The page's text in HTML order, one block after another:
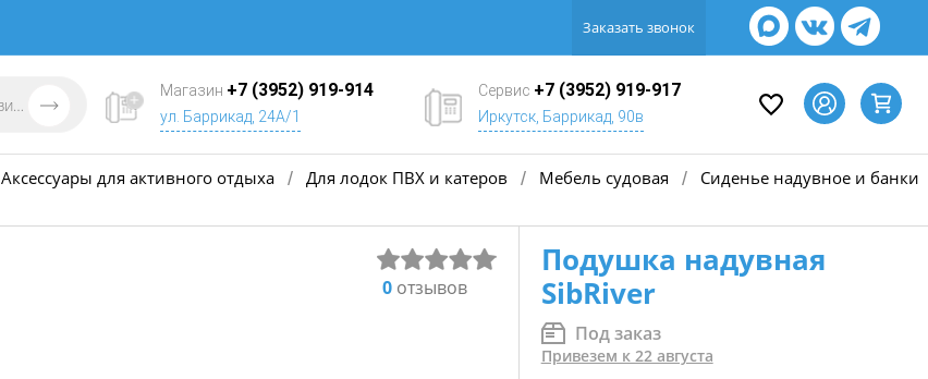
Заказать звонок
Магазин +7 (3952) 919-914
ул. Баррикад, 24А/1
Сервис +7 (3952) 919-917
Иркутск, Баррикад, 90в
Аксессуары для активного отдыха / Для лодок ПВХ и катеров / Мебель судовая /
Сиденье надувное и банки
0отзывов
Подушка надувная
SibRiver
Под заказ
Привезем к 22 августа